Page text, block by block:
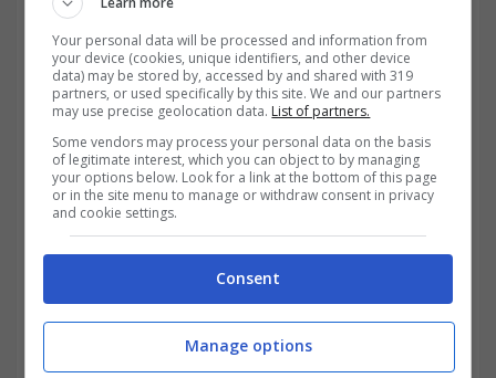
quella data non era ancora titolare di
pensione.
Your personal data will be processed and information from
your device (cookies, unique identifiers, and other device
data) may be stored by, accessed by and shared with 319
partners, or used specifically by this site. We and our partners
may use precise geolocation data. List of partners.
Some vendors may process your personal data on the basis
of legitimate interest, which you can object to by managing
your options below. Look for a link at the bottom of this page
or in the site menu to manage or withdraw consent in privacy
and cookie settings.
Consent
Manage options